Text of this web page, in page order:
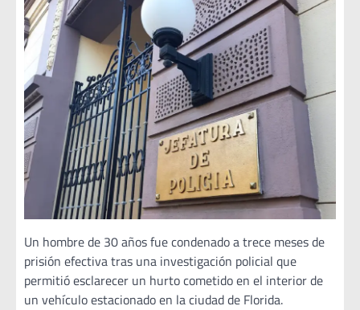
Un hombre de 30 años fue condenado a trece meses de
prisión efectiva tras una investigación policial que
permitió esclarecer un hurto cometido en el interior de
un vehículo estacionado en la ciudad de Florida.